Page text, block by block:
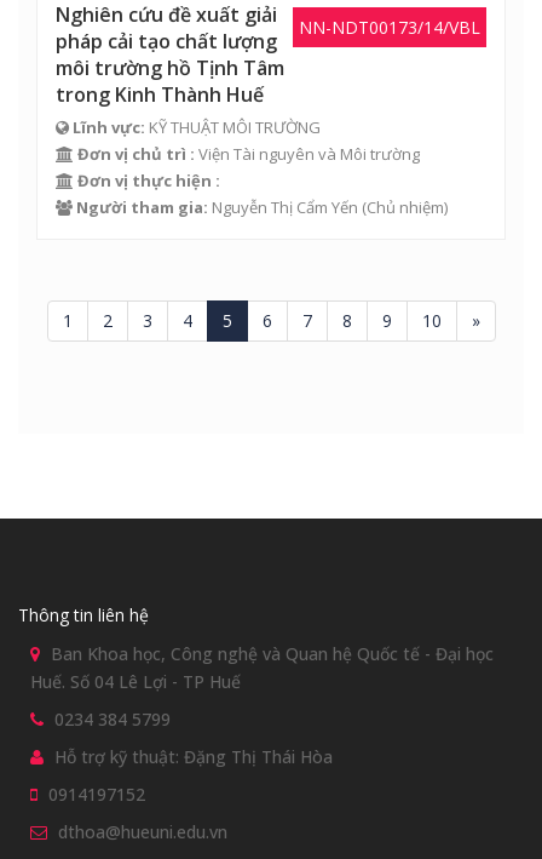
NN-NDT00173/14/VBL
Nghiên cứu đề xuất giải
pháp cải tạo chất lượng
môi trường hồ Tịnh Tâm
trong Kinh Thành Huế
Lĩnh vực: KỸ THUẬT MÔI TRƯỜNG
Đơn vị chủ trì : Viện Tài nguyên và Môi trường
Đơn vị thực hiện :
Người tham gia: Nguyễn Thị Cẩm Yến (Chủ nhiệm)
1 2 3 4 5 6 7 8 9 10 »
Thông tin liên hệ
Ban Khoa học, Công nghệ và Quan hệ Quốc tế - Đại học
Huế. Số 04 Lê Lợi - TP Huế
0234 384 5799
Hỗ trợ kỹ thuật: Đặng Thị Thái Hòa
0914197152
dthoa@hueuni.edu.vn